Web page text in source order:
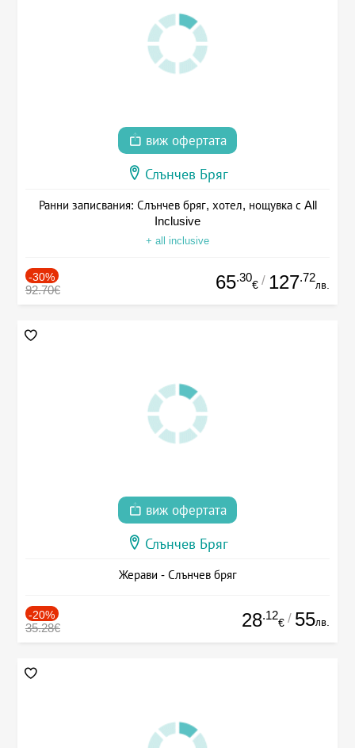
виж офертата
Слънчев Бряг
Ранни записвания: Слънчев бряг, хотел, нощувка с All
Inclusive
+ all inclusive
-30%
92.70€ 65.30
€ / 127.72
лв.
виж офертата
Слънчев Бряг
Жерави - Слънчев бряг
-20%
35.28€ 28.12
€ / 55лв.